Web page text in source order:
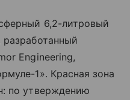
6,2-литровый
Engineering,
1». Красная зона
по утверждению